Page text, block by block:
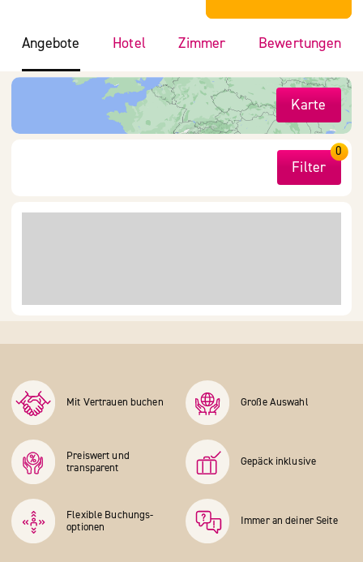
Angebote Hotel Zimmer Bewertungen
Karte
Filter
0
Mit Vertrauen buchen Große Auswahl
Preiswert und
transparent
Gepäck inklusive
Flexible Buchungs­
optionen
Immer an deiner Seite